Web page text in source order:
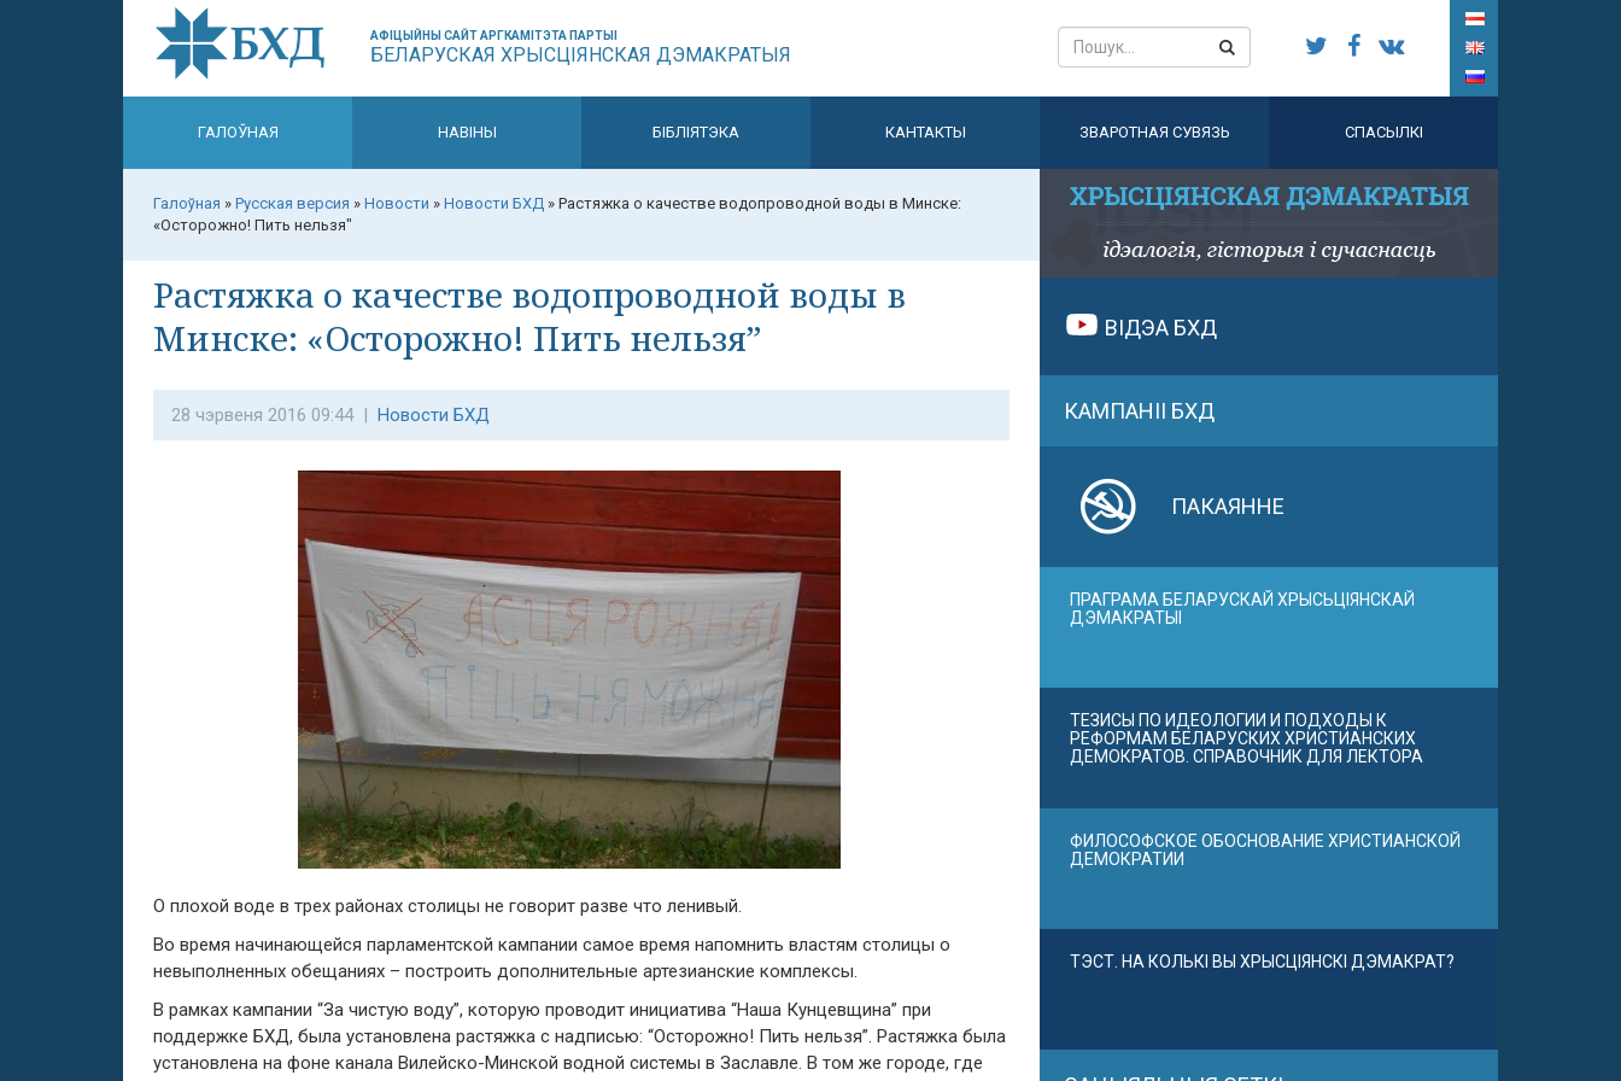
АФІЦЫЙНЫ САЙТ АРГКАМІТЭТА ПАРТЫІ
БЕЛАРУСКАЯ ХРЫСЦІЯНСКАЯ ДЭМАКРАТЫЯ
ГАЛОЎНАЯ НАВІНЫ БІБЛІЯТЭКА КАНТАКТЫ ЗВАРОТНАЯ СУВЯЗЬ СПАСЫЛКІ
Галоўная » Русская версия » Новости » Новости БХД » Растяжка о качестве водопроводной воды в Минске:
«Осторожно! Пить нельзя"
Растяжка о качестве водопроводной воды в
Минске: «Осторожно! Пить нельзя”
28 чэрвеня 2016 09:44 | Новости БХД
О плохой воде в трех районах столицы не говорит разве что ленивый.
Во время начинающейся парламентской кампании самое время напомнить властям столицы о
невыполненных обещаниях – построить дополнительные артезианские комплексы.
В рамках кампании “За чистую воду”, которую проводит инициатива “Наша Кунцевщина” при
поддержке БХД, была установлена растяжка с надписью: “Осторожно! Пить нельзя”. Растяжка была
установлена на фоне канала Вилейско-Минской водной системы в Заславле. В том же городе, где
ВІДЭА БХД
КАМПАНІІ БХД
ПАКАЯННЕ
ПРАГРАМА БЕЛАРУСКАЙ ХРЫСЬЦІЯНСКАЙ
ДЭМАКРАТЫІ
ТЕЗИСЫ ПО ИДЕОЛОГИИ И ПОДХОДЫ К
РЕФОРМАМ БЕЛАРУСКИХ ХРИСТИАНСКИХ
ДЕМОКРАТОВ. СПРАВОЧНИК ДЛЯ ЛЕКТОРА
ФИЛОСОФСКОЕ ОБОСНОВАНИЕ ХРИСТИАНСКОЙ
ДЕМОКРАТИИ
ТЭСТ. НА КОЛЬКІ ВЫ ХРЫСЦІЯНСКІ ДЭМАКРАТ?